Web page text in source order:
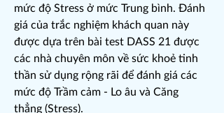
mức độ Stress ở mức Trung bình. Đánh
giá của trắc nghiệm khách quan này
được dựa trên bài test DASS 21 được
các nhà chuyên môn về sức khoẻ tinh
thần sử dụng rộng rãi để đánh giá các
mức độ Trầm cảm - Lo âu và Căng
thẳng (Stress).